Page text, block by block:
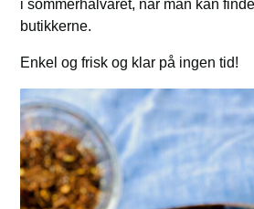
i sommerhalvåret, når man kan
butikkerne.
Enkel og frisk og klar på ingen tid!